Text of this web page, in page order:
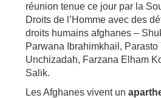
réunion tenue ce jour par la
Droits de l’Homme avec des
droits humains afghanes –
Parwana Ibrahimkhail, Parasto
Unchizadah, Farzana Elham
Salik.
Les Afghanes vivent un